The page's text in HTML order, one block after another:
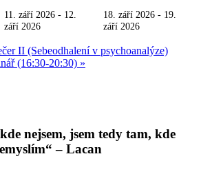
11. září 2026 - 12.
září 2026
18. září 2026 - 19.
září 2026
II (Sebeodhalení v psychoanalýze)
(16:30-20:30) »
nejsem, jsem tedy tam, kde
– Lacan